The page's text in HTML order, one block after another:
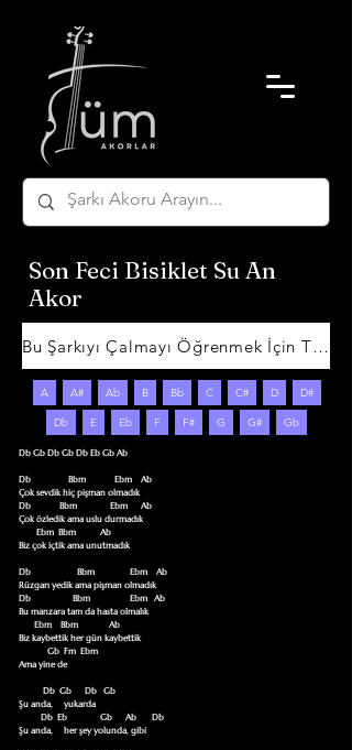
Son Feci Bisiklet Su An
Akor
Bu Şarkıyı Çalmayı Öğrenmek İçin Tıklayın
A A# Ab B Bb C C# D D#
Db E Eb F F# G G# Gb
Db Gb Db Gb Db Eb Gb Ab
Db                 Bbm             Ebm    Ab
Çok sevdik hiç pişman olmadık
Db             Bbm               Ebm      Ab
Çok özledik ama uslu durmadık
Biz çok içtik ama unutmadık
Db                     Bbm                Ebm    Ab
Rüzgarı yedik ama pişman olmadık
Db                   Bbm                  Ebm   Ab
Bu manzara tam da hasta olmalık
Biz kaybettik her gün kaybettik
Ama yine de
Şu anda,     yukarda
Şu anda,     her şey yolunda, gibi